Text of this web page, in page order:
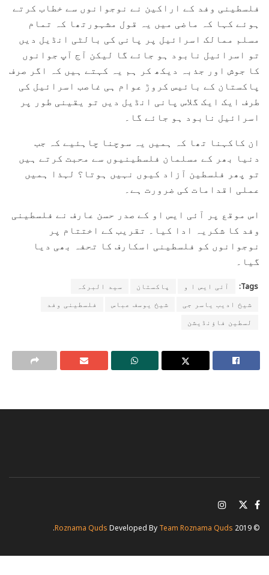
فلسطینی وفد کے اراکین نے نوجوانوں سے خطاب کرتے
ہوئے کہا کہ ماضی میں یہ قول مشہورتھا کہ تمام
مسلم ممالک اسرائیل پر پانی کی بالٹی انڈیل دیں
تو اسرائیل نابود ہو جائے گا لیکن آج آپ جوانوں
کا جوش اور جذبہ دیکھ کر ہم یہ کہتے ہیں کہ اگر صرف
پاکستان کے بائیس کروڑ عوام ہی غاصب اسرائیل کی
طرف ایک ایک گلاس پانی انڈیل دیں تو یقینی طور پر
اسرائیل نابود ہو جائے گا۔
ان کاکہنا تھا کہ ہمیں یہ سوچنا چاہئیے کہ جب
دنیا بھر کے مسلمان فلسطینیوں سے محبت کرتے ہیں
تو پھر فلسطین آزاد کیوں نہیں ہوتا؟ لہذا ہمیں
عملی اقدامات کی ضرورت ہے۔
اس موقع پر آئی ایس او کے صدر حسن عارف نے فلسطینی
وفد کا شکریہ ادا کیا۔ تقریب کے اختتام پر
نوجوانوں کو فلسطینی اسکارف کا تحفہ بھی دیا
گیا۔
Tags: آئی ایس ا و پاکستان
سید البرکہ
شیخ ادیب یاسر جی
شیخ یوسف عباس
فلسطینی وفد
لسطین فاؤنڈیشن
© 2019
Roznama QudsDeveloped ByTeam Roznama Quds
.